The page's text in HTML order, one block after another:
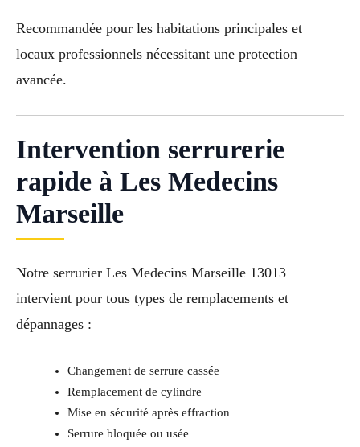
Recommandée pour les habitations principales et
locaux professionnels nécessitant une protection
avancée.
Intervention serrurerie
rapide à Les Medecins
Marseille
Notre serrurier Les Medecins Marseille 13013
intervient pour tous types de remplacements et
dépannages :
Changement de serrure cassée
Remplacement de cylindre
Mise en sécurité après effraction
Serrure bloquée ou usée